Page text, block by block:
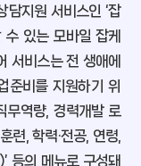
담지원 서비스인 ‘잡
있는 모바일 잡케
서비스는 전 생애에
준비를 지원하기 위
무역량, 경력개발 로
련, 학력·전공, 연령,
등의 메뉴로 구성돼